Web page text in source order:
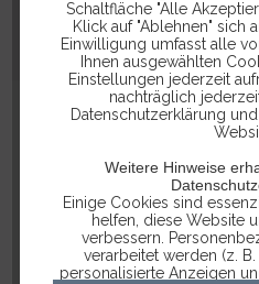
Schaltfläche "Alle
Klick auf "Ablehnen" sich
Einwilligung umfasst alle
Ihnen ausgewählten
Einstellungen jederzeit
nachträglich
Datenschutzerklärung
Weitere Hinweise
Einige Cookies sind
helfen, diese Website
verbessern.
verarbeitet werden (z.
personalisierte Anzeigen
UNI-T